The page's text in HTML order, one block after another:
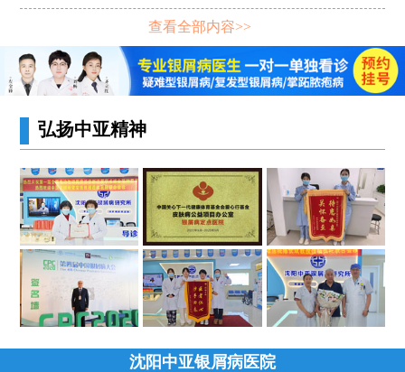
查看全部内容>>
弘扬中亚精神
沈阳中亚银屑病医院